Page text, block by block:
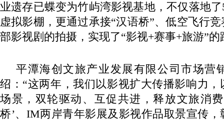
业遗存已蝶变为竹屿湾影视基地，不仅落地
虚拟影棚，更通过承接“汉语桥”、低空飞行
部影视剧的拍摄，实现了“影视+赛事+旅游”的
平潭海创文旅产业发展有限公司市场营
绍：“这两年，我们以影视扩大传播影响力
场景，双轮驱动、互促共进，释放文旅消
桥’、IM两岸青年影展及影视作品取景宣传